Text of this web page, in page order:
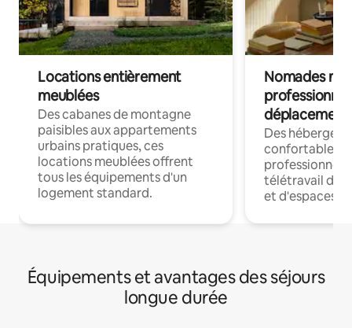
Locations entièrement
meublées
Des cabanes de montagne
paisibles aux appartements
urbains pratiques, ces
locations meublées offrent
tous les équipements d'un
logement standard.
Nomades
déplacement
Des
confortables
professionnels
télétravail
et d'espaces
Équipements et avantages des séjours
longue durée